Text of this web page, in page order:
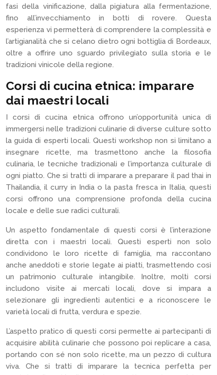
fasi della vinificazione, dalla pigiatura alla fermentazione,
fino all’invecchiamento in botti di rovere. Questa
esperienza vi permetterà di comprendere la complessità e
l’artigianalità che si celano dietro ogni bottiglia di Bordeaux,
oltre a offrire uno sguardo privilegiato sulla storia e le
tradizioni vinicole della regione.
Corsi di cucina etnica: imparare
dai maestri locali
I corsi di cucina etnica offrono un’opportunità unica di
immergersi nelle tradizioni culinarie di diverse culture sotto
la guida di esperti locali. Questi workshop non si limitano a
insegnare ricette, ma trasmettono anche la filosofia
culinaria, le tecniche tradizionali e l’importanza culturale di
ogni piatto. Che si tratti di imparare a preparare il pad thai in
Thailandia, il curry in India o la pasta fresca in Italia, questi
corsi offrono una comprensione profonda della cucina
locale e delle sue radici culturali.
Un aspetto fondamentale di questi corsi è l’interazione
diretta con i maestri locali. Questi esperti non solo
condividono le loro ricette di famiglia, ma raccontano
anche aneddoti e storie legate ai piatti, trasmettendo così
un patrimonio culturale intangibile. Inoltre, molti corsi
includono visite ai mercati locali, dove si impara a
selezionare gli ingredienti autentici e a riconoscere le
varietà locali di frutta, verdura e spezie.
L’aspetto pratico di questi corsi permette ai partecipanti di
acquisire abilità culinarie che possono poi replicare a casa,
portando con sé non solo ricette, ma un pezzo di cultura
viva. Che si tratti di imparare la tecnica perfetta per